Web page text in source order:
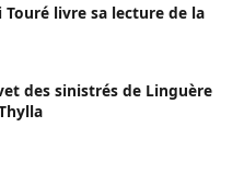
livre sa lecture de la
des sinistrés de Linguère